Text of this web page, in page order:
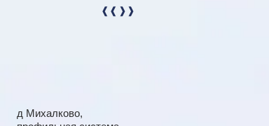
д Михалково,